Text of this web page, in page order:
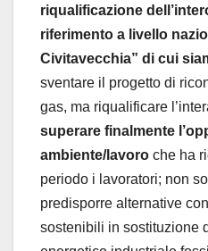
riqualificazione
riferimento a livello
Civitavecchia” di cui
sventare il progetto di
gas, ma riqualificare
superare finalmente
ambiente/lavoro che ha
periodo i lavoratori; non
predisporre alternative
sostenibili in sostituzione